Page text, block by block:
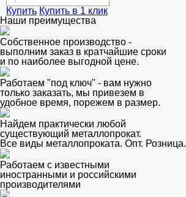
Купить Купить в 1 клик
Наши преимущества
Собственное производство -
выполним заказ в кратчайшие сроки
и по наиболее выгодной цене.
Работаем "под ключ" - вам нужно
только заказать, мы привезем в
удобное время, порежем в размер.
Найдем практически любой
существующий металлопрокат.
Все виды металлопроката. Опт. Розница.
Работаем с известными
иностранными и российскими
производителями